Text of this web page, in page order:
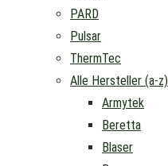
PARD
Pulsar
ThermTec
Alle Hersteller (a-z)
Armytek
Beretta
Blaser